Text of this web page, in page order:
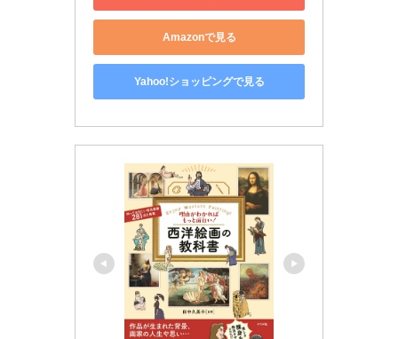
Amazonで見る
Yahoo!ショッピングで見る